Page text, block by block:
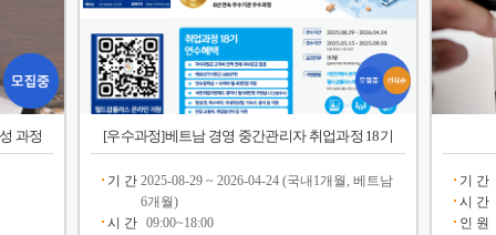
과정 [우수과정]베트남 경영 중간관리자 취업과정 18기
기 간 2025-08-29 ~ 2026-04-24 (국내1개월, 베트남
6개월)
시 간 09:00~18:00
기 간
시 간
인 원